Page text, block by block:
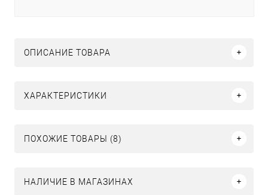
ОПИСАНИЕ ТОВАРА
ХАРАКТЕРИСТИКИ
ПОХОЖИЕ ТОВАРЫ (8)
НАЛИЧИЕ В МАГАЗИНАХ